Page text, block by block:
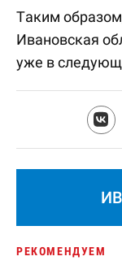
Таким
Ивановская
уже в
РЕКОМЕНДУЕМ